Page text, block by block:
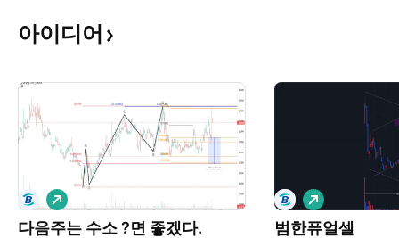
아이디어
다음주는 수소 ?면 좋겠다.
롱
범한퓨얼셀
롱